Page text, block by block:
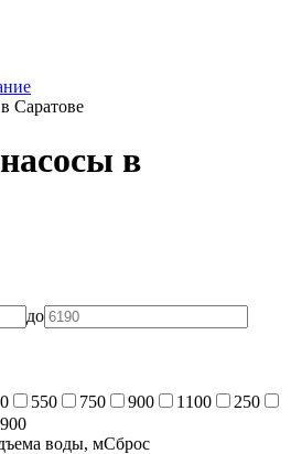
Саратове
в
до
550 750 900 1100
250
900
воды, мСброс